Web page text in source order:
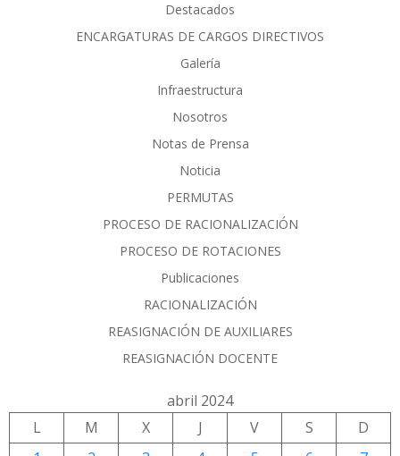
Destacados
ENCARGATURAS DE CARGOS DIRECTIVOS
Galería
Infraestructura
Nosotros
Notas de Prensa
Noticia
PERMUTAS
PROCESO DE RACIONALIZACIÓN
PROCESO DE ROTACIONES
Publicaciones
RACIONALIZACIÓN
REASIGNACIÓN DE AUXILIARES
REASIGNACIÓN DOCENTE
abril 2024
L
M X J V S
D